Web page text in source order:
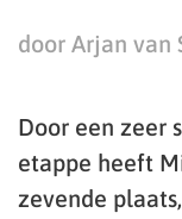
door Arjan van
Door een zeer
etappe heeft
zevende